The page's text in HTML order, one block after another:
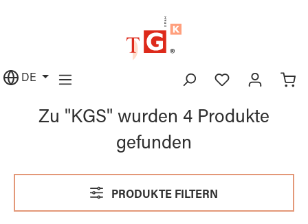
DE
Zu "KGS" wurden 4 Produkte
gefunden
PRODUKTE FILTERN